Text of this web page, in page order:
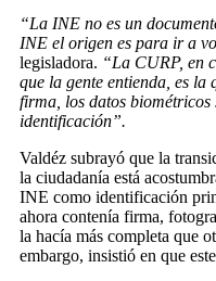
“La INE no es un
INE el origen es para ir a
legisladora. “La CURP, en
que la gente entienda, es la
firma, los datos biométricos
identificación”.
Valdéz subrayó que la
la ciudadanía está
INE como identificación
ahora contenía firma,
la hacía más completa que
embargo, insistió en que